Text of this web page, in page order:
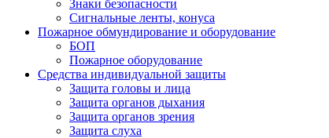
Знаки безопасности
Сигнальные ленты, конуса
Пожарное обмундирование и оборудование
БОП
Пожарное оборудование
Средства индивидуальной защиты
Защита головы и лица
Защита органов дыхания
Защита органов зрения
Защита слуха